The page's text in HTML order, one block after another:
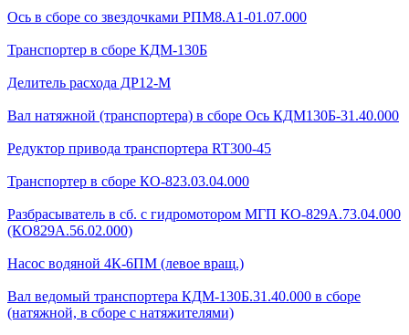
Ось в сборе со звездочками РПМ8.А1-01.07.000
Транспортер в сборе КДМ-130Б
Делитель расхода ДР12-М
Вал натяжной (транспортера) в сборе Ось КДМ130Б-31.40.000
Редуктор привода транспортера RT300-45
Транспортер в сборе КО-823.03.04.000
Разбрасыватель в сб. с гидромотором МГП КО-829А.73.04.000
(КО829А.56.02.000)
Насос водяной 4К-6ПМ (левое вращ.)
Вал ведомый транспортера КДМ-130Б.31.40.000 в сборе
(натяжной, в сборе с натяжителями)